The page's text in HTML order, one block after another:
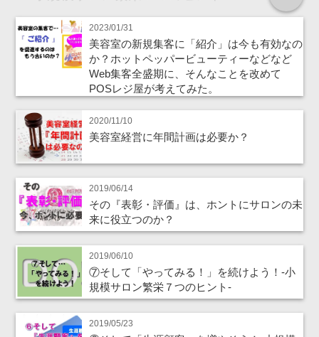
2023/01/31
美容室の新規集客に「紹介」は今も有効なの
か？ホットペッパービューティーなどなど
Web集客全盛期に、そんなことを改めて
POSレジ屋が考えてみた。
2020/11/10
美容室経営に年間計画は必要か？
2019/06/14
その『表彰・評価』は、ホントにサロンの未
来に役立つのか？
2019/06/10
⑦そして「やってみる！」を続けよう！‐小
規模サロン繁栄７つのヒント‐
2019/05/23